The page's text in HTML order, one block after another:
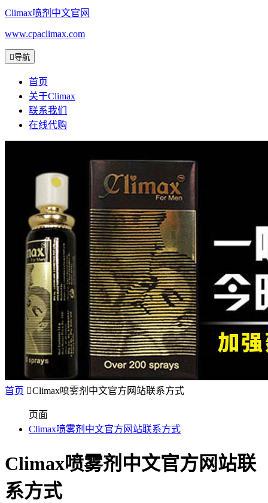
Climax喷剂中文官网
www.cpaclimax.com
导航
首页
关于Climax
联系我们
在线代购
首页 Climax喷雾剂中文官方网站联系方式
页面
Climax喷雾剂中文官方网站联系方式
Climax喷雾剂中文官方网站联
系方式